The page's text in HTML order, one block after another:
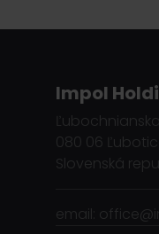
Impol
080 06
Slovenská
email: